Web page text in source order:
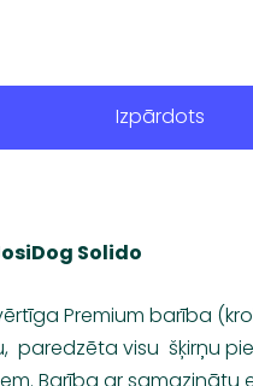
Izpārdots
Solido
Premium barība
paredzēta visu šķirņu